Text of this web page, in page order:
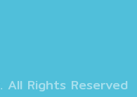
. All Rights Reserved